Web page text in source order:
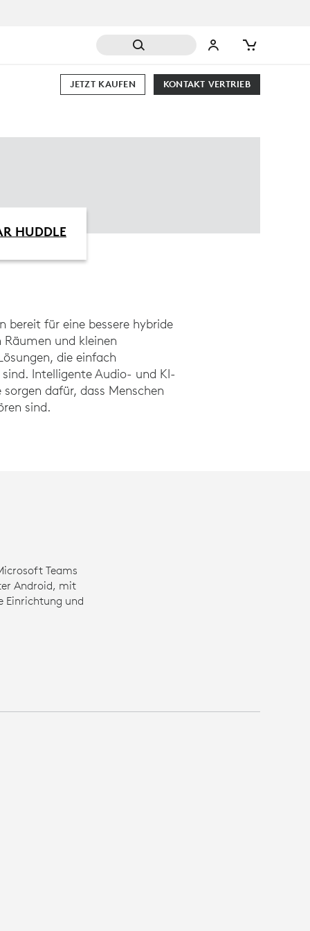
KONTAKT VERTRIEB
JETZT KAUFEN
HUDDLE
bereit für eine bessere hybride
und kleinen
die einfach
Intelligente Audio- und KI-
dafür, dass Menschen
sind.
Teams
Android, mit
Einrichtung und